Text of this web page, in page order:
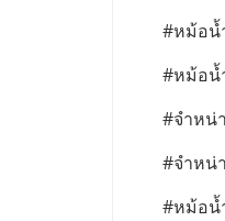
#หม้อน้
#หม้อน้
#จำหน่
#จำหน่
#หม้อน้